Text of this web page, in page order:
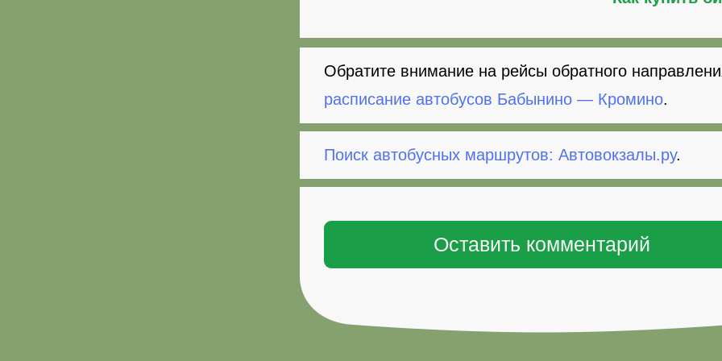
Обратите внимание на рейсы обратного
расписание автобусов Бабынино — Кромино.
Поиск автобусных маршрутов: Автовокзалы.ру.